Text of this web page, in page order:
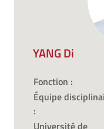
YANG Di
Fonction :
Équipe
:
Université de